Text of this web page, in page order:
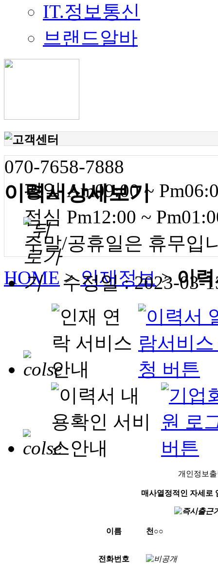
IT.정보통신
브랜드알바
070-7658-7888
평일 Am09:00 ~
점심 Pm12:00 ~
주말/공휴일은 휴무입
HOME >인재정보> 이
이력서상세보기
수정일 : 2023-03-
개인정보
매사열정적인 자세로
이름 천○○
전화번호